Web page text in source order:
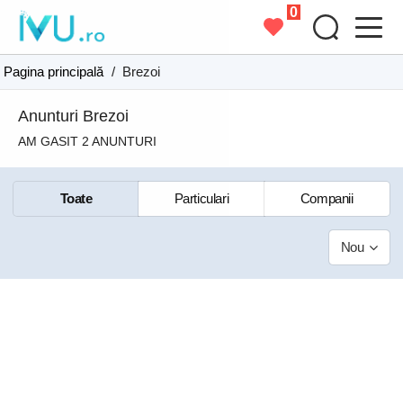
0
Pagina principală / Brezoi
Anunturi Brezoi
AM GASIT 2 ANUNTURI
Toate Particulari Companii
Nou